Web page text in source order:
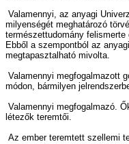
Valamennyi, az anyagi
milyenségét meghatározó
természettudomány
Ebből a szempontból az
megtapasztalható mivolta.
Valamennyi megfogalmazott
módon, bármilyen
Valamennyi megfogalmazó.
létezők teremtői.
Az ember teremtett szellemi